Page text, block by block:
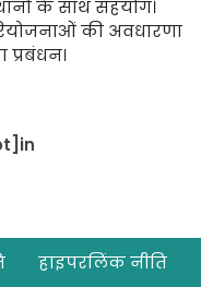
के साथ सहयोग।
की अवधारणा
हाइपरलिंक नीति